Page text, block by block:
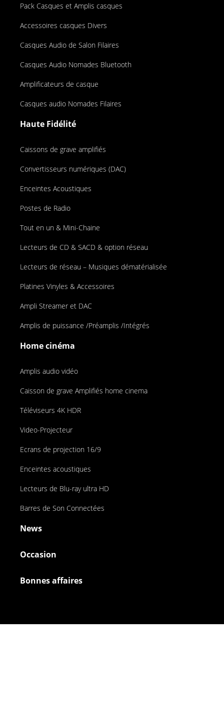
Pack Casques et Amplis casques
Accessoires casques Divers
Casques Audio de Salon Filaires
Casques Audio Nomades Bluetooth
Amplificateurs de casque
Casques audio Nomades Filaires
Haute Fidélité
Caissons de grave amplifiés
Convertisseurs numériques (DAC)
Enceintes Acoustiques
Postes de Radio
Tout en un & Mini-Chaine
Lecteurs de CD & SACD & option réseau
Lecteurs de réseau – Musiques dématérialisée
Platines Vinyles & Accessoires
Ampli Streamer et DAC
Amplis de puissance /Préamplis /Intégrés
Home cinéma
Amplis audio vidéo
Caisson de grave Amplifiés home cinema
Téléviseurs 4K HDR
Video-Projecteur
Ecrans de projection 16/9
Enceintes acoustiques
Lecteurs de Blu-ray ultra HD
Barres de Son Connectées
News
Occasion
Bonnes affaires